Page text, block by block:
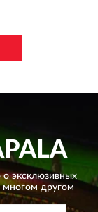
эксклюзивных
многом другом